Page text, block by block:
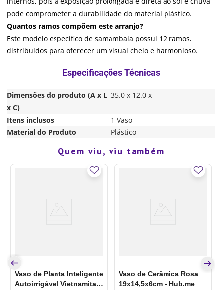
pode comprometer a durabilidade do material plástico.
Quantos ramos compõem este arranjo?
Este modelo específico de samambaia possui 12 ramos,
distribuídos para oferecer um visual cheio e harmonioso.
Dimensões do produto (A x L
x C)
35.0 x 12.0 x
Itens inclusos
1 Vaso
Material do Produto
Plástico
Quem viu, viu também
Vaso de Planta Inteligente
Autoirrigável Vietnamita
Vaso de Cerâmica Rosa
19x14,5x6cm - Hub.me